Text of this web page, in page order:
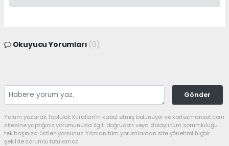
Okuyucu Yorumları (0)
Gönder
Yorum yazarak Topluluk Kuralları’nı kabul etmiş bulunuyor ve korfezmanset.com
sitesine yaptığınız yorumunuzla ilgili doğrudan veya dolaylı tüm sorumluluğu
tek başınıza üstleniyorsunuz. Yazılan tüm yorumlardan site yönetimi hiçbir
şekilde sorumlu tutulamaz.